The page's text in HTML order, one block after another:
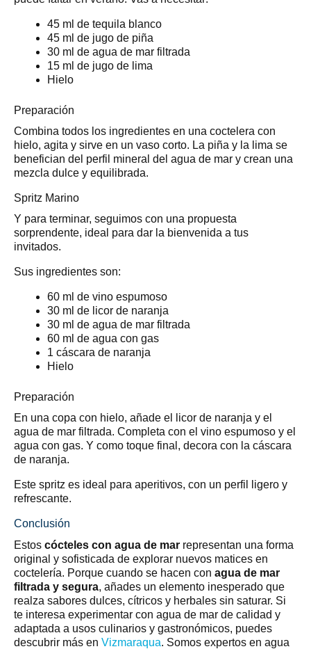
45 ml de tequila blanco
45 ml de jugo de piña
30 ml de agua de mar filtrada
15 ml de jugo de lima
Hielo
Preparación
Combina todos los ingredientes en una coctelera con
hielo, agita y sirve en un vaso corto. La piña y la lima se
benefician del perfil mineral del agua de mar y crean una
mezcla dulce y equilibrada.
Spritz Marino
Y para terminar, seguimos con una propuesta
sorprendente, ideal para dar la bienvenida a tus
invitados.
Sus ingredientes son:
60 ml de vino espumoso
30 ml de licor de naranja
30 ml de agua de mar filtrada
60 ml de agua con gas
1 cáscara de naranja
Hielo
Preparación
En una copa con hielo, añade el licor de naranja y el
agua de mar filtrada. Completa con el vino espumoso y el
agua con gas. Y como toque final, decora con la cáscara
de naranja.
Este spritz es ideal para aperitivos, con un perfil ligero y
refrescante.
Conclusión
Estos cócteles con agua de mar representan una forma
original y sofisticada de explorar nuevos matices en
coctelería. Porque cuando se hacen con agua de mar
filtrada y segura, añades un elemento inesperado que
realza sabores dulces, cítricos y herbales sin saturar. Si
te interesa experimentar con agua de mar de calidad y
adaptada a usos culinarios y gastronómicos, puedes
descubrir más en Vizmaraqua. Somos expertos en agua